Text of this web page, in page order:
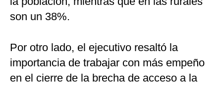
son un 38%.
Por otro lado, el ejecutivo resaltó la
importancia de trabajar con más empeño
en el cierre de la brecha de acceso a la